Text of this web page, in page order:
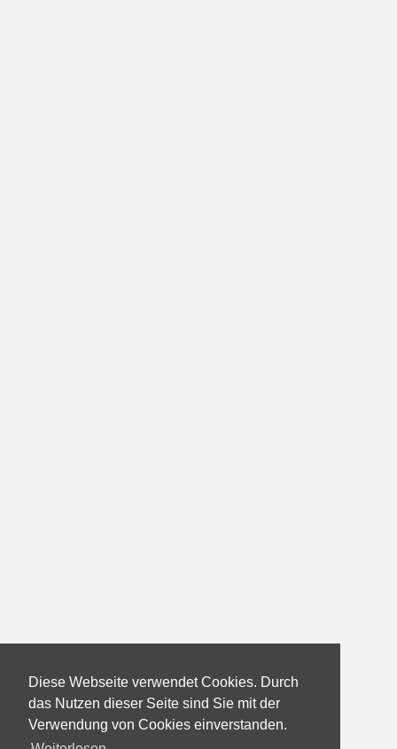
Diese Webseite verwendet Cookies. Durch
das Nutzen dieser Seite sind Sie mit der
Verwendung von Cookies einverstanden.